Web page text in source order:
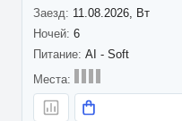
11.08.2026, Вт
6
AI - Soft